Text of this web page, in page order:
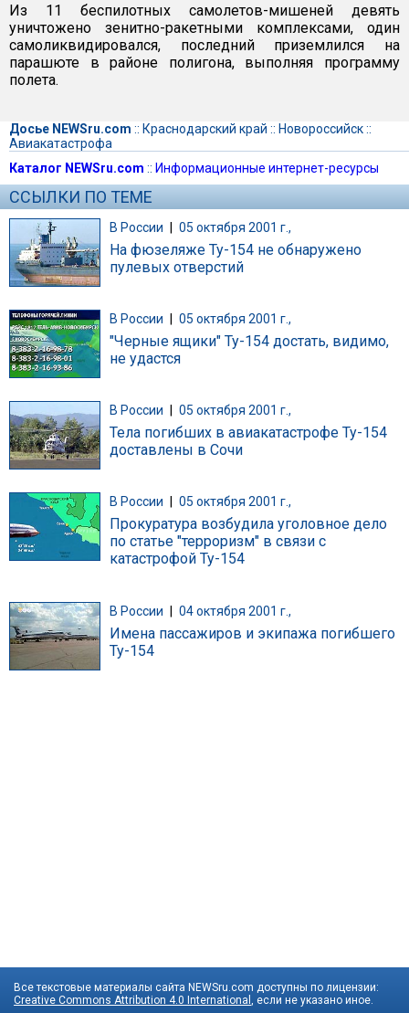
Из 11 беспилотных самолетов-мишеней девять
уничтожено зенитно-ракетными комплексами, один
самоликвидировался, последний приземлился на
парашюте в районе полигона, выполняя программу
полета.
Досье NEWSru.com :: Краснодарский край :: Новороссийск::
Авиакатастрофа
Каталог NEWSru.com :: Информационные интернет-ресурсы
ССЫЛКИ ПО ТЕМЕ
В России | 05 октября 2001 г.,
На фюзеляже Ту-154 не обнаружено
пулевых отверстий
В России 05 октября 2001 г.,
"Черные ящики" Ту-154 достать, видимо,
не удастся
В России 05 октября 2001 г.,
Тела погибших в авиакатастрофе Ту-154
доставлены в Сочи
В России 05 октября 2001 г.,
Прокуратура возбудила уголовное дело
по статье "терроризм" в связи с
катастрофой Ту-154
В России | 04 октября 2001 г.,
Имена пассажиров и экипажа погибшего
Ту-154
Все текстовые материалы сайта NEWSru.com доступны по лицензии:
Creative Commons Attribution 4.0 International , если не указано иное.